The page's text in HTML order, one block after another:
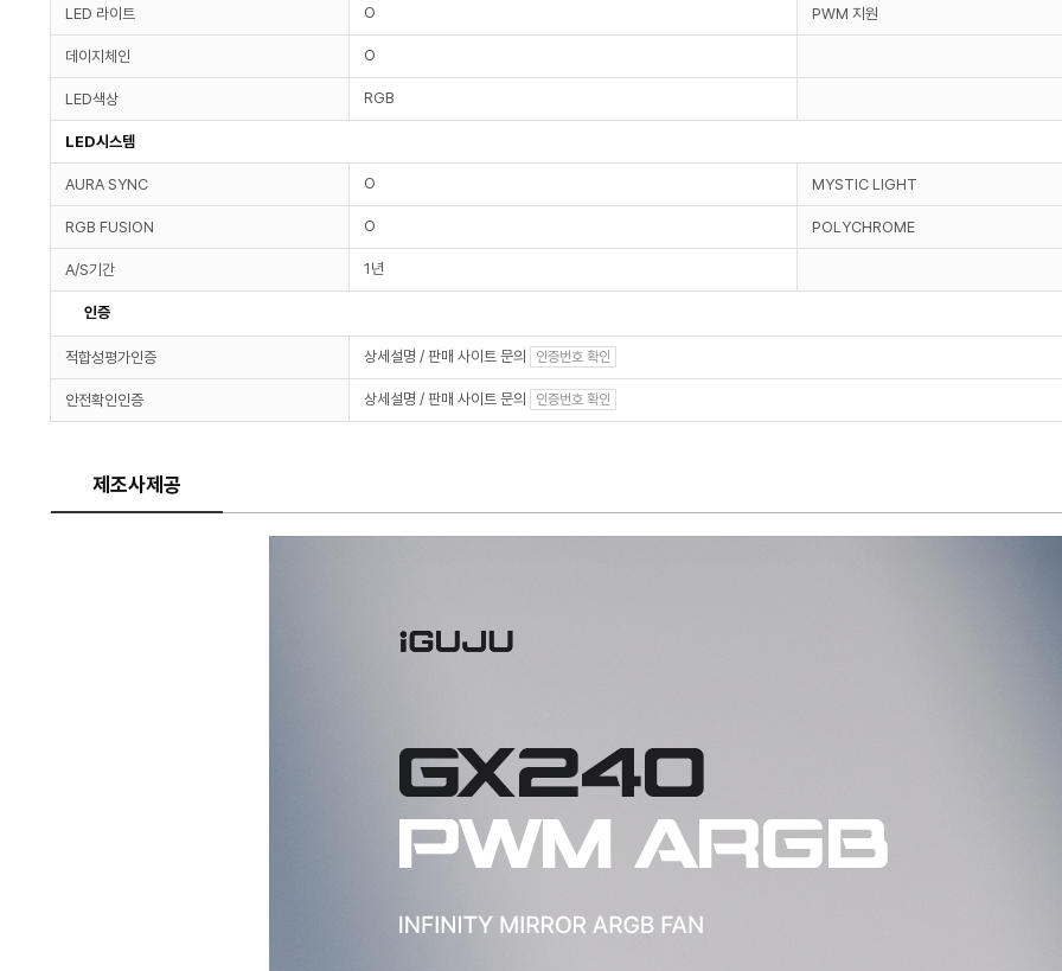
LED 라이트 O PWM 지원
데이지체인 O
LED색상 RGB
LED시스템
AURA SYNC O MYSTIC LIGHT
RGB FUSION O POLYCHROME
A/S기간 1년
인증
적합성평가인증 상세설명 / 판매 사이트 문의 인증번호 확인
안전확인인증 상세설명 / 판매 사이트 문의 인증번호 확인
제조사제공